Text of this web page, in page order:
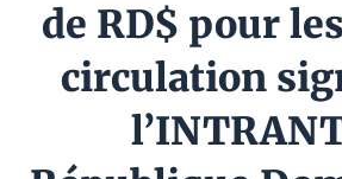
de RD$ pour
circulation